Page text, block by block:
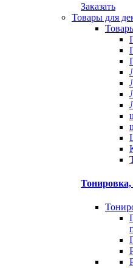
Заказать
Товары для
Тонировка,